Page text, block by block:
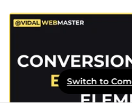
Switch to